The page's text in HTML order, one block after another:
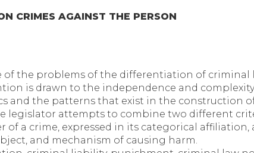
CRIMES AGAINST THE PERSON
of the problems of the differentiation of
is drawn to the independence and complexity
and the patterns that exist in the construction
legislator attempts to combine two different
of a crime, expressed in its categorical
and mechanism of causing harm.